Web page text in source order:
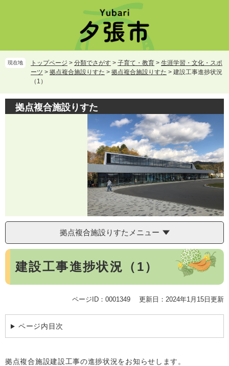
頭
で
飛
ば
文
現在地 トップページ > 分類でさがす > 子育て・教育 > 生涯学習・文化・スポ
ーツ > 拠点複合施設りすた > 拠点複合施設りすた > 建設工事進捗状況
（1）
拠点複合施設りすた
拠点複合施設りすたメニュー
本
建設工事進捗状況（1）
ページID：0001349 更新日：2024年1月15日更新
ページ内目次
拠点複合施設建設工事の進捗状況をお知らせします。